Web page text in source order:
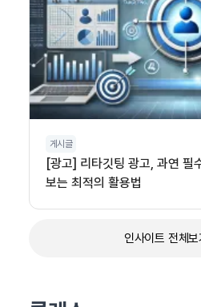
게시글
[광고] 리타깃팅 광고, 과연 필
보는 최적의 활용법
인사이트 전체보